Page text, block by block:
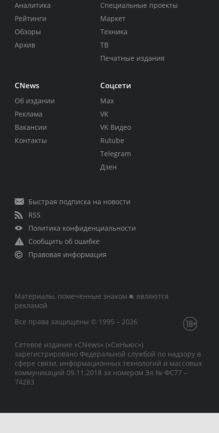
Аналитика
Рейтинги
Обзоры
Архив
Специальные проекты
Маркет
Техника
ТВ
Печатные издания
CNews
Об издании
Реклама
Вакансии
Контакты
Соцсети
Max
VK
VK Видео
Rutube
Telegram
Дзен
Быстрая подписка на новости
RSS
Политика конфиденциальности
Сообщить об ошибке
Правовая информация
Материалы, помеченные знаком ■, являются
рекламой
Все права защищены © 1995 – 2026
Сетевое издание «CNews» («СиНьюс»)
зарегистрировано Федеральной службой по надзору в
сфере связи, информационных технологий и массовых
коммуникаций 09.11.2018 за номером Эл № ФС77 –
74283